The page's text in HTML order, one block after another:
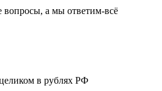
вопросы, а мы ответим-всё
в рублях РФ